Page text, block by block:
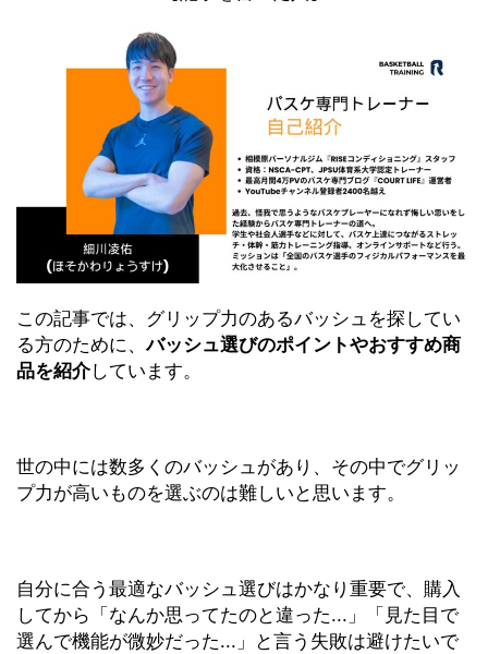
この記事では、グリップ力のあるバッシュを探してい
る方のために、バッシュ選びのポイントやおすすめ商
品を紹介しています。
世の中には数多くのバッシュがあり、その中でグリッ
プ力が高いものを選ぶのは難しいと思います。
自分に合う最適なバッシュ選びはかなり重要で、購入
してから「なんか思ってたのと違った...」「見た目で
選んで機能が微妙だった...」と言う失敗は避けたいで